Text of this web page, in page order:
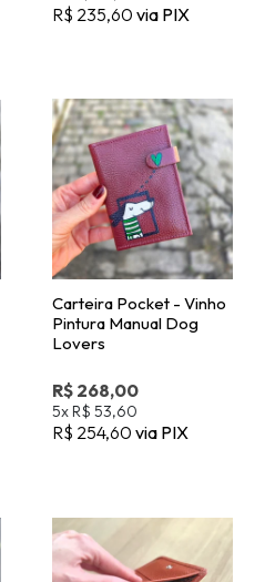
Carteira Pocket - Vinho
Pintura Manual Dog
Lovers
R$ 268,00
5xR$ 53,60
R$ 254,60via PIX